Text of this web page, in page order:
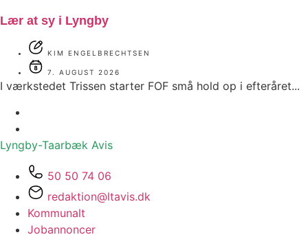
Lær at sy i Lyngby
KIM ENGELBRECHTSEN
7. AUGUST 2026
I værkstedet Trissen starter FOF små hold op i efteråret...
Lyngby-Taarbæk Avis
50 50 74 06
redaktion@ltavis.dk
Kommunalt
Jobannoncer